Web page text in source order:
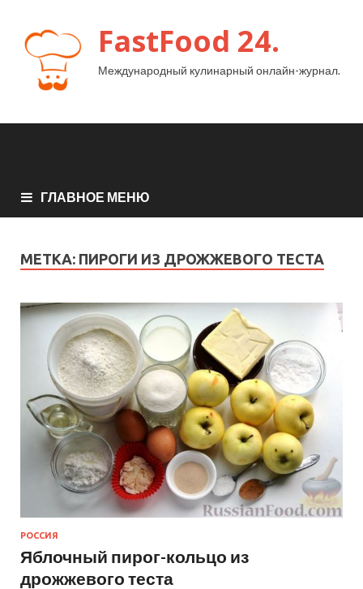
FastFood 24.
Международный кулинарный онлайн-журнал.
ГЛАВНОЕ МЕНЮ
МЕТКА: ПИРОГИ ИЗ ДРОЖЖЕВОГО ТЕСТА
РОССИЯ
Яблочный пирог-кольцо из
дрожжевого теста